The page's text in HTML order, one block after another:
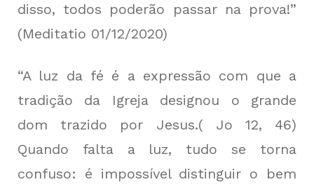
disso, todos poderão passar na prova!”
(Meditatio 01/12/2020)
“A luz da fé é a expressão com que a
tradição da Igreja designou o grande
dom trazido por Jesus.( Jo 12, 46)
Quando falta a luz, tudo se torna
confuso: é impossível distinguir o bem